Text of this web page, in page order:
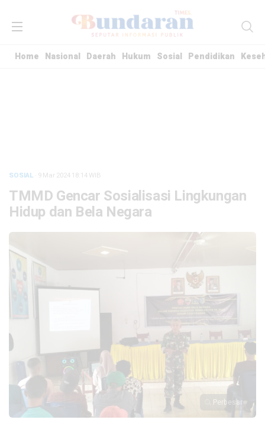
Home Nasional Daerah Hukum Sosial Pendidikan
SOSIAL · 9 Mar 2024 18:14 WIB
TMMD Gencar Sosialisasi Lingkungan
Hidup dan Bela Negara
Perbesar